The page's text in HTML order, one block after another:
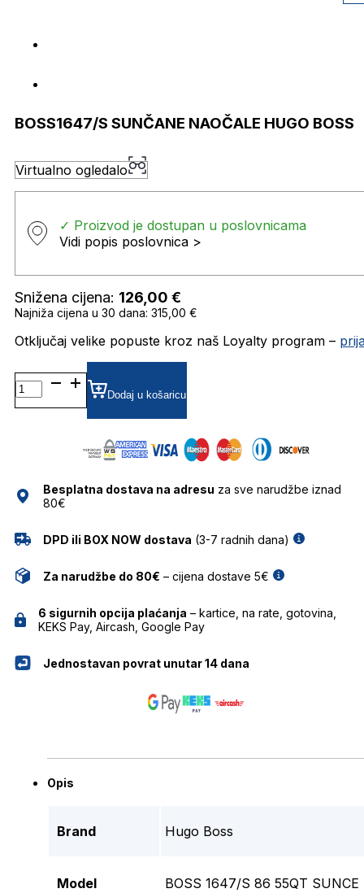
BOSS1647/S SUNČANE NAOČALE HUGO BOSS
Virtualno ogledalo
✓ Proizvod je dostupan u poslovnicama
Vidi popis poslovnica >
Snižena cijena: 126,00 €
Najniža cijena u 30 dana: 315,00 €
Otključaj velike popuste kroz naš Loyalty program –
BOSS1647/S SUNČANE
NAOČALE
HUGO
Dodaj u košaricu
Besplatna dostava na adresu za sve narudžbe iznad
80€
DPD ili BOX NOW dostava (3-7 radnih dana)
Za narudžbe do 80€ – cijena dostave 5€
6 sigurnih opcija plaćanja – kartice, na rate, gotovina,
KEKS Pay, Aircash, Google Pay
Jednostavan povrat unutar 14 dana
Opis
Brand Hugo Boss
Model BOSS 1647/S 86 55QT SUNCE